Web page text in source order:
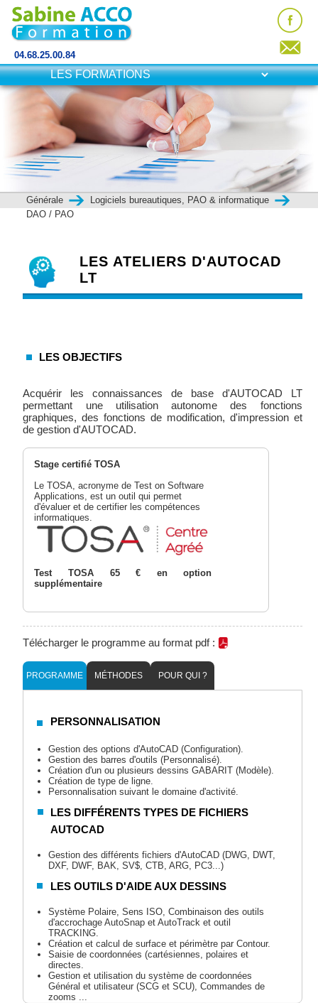
04.68.25.00.84
Générale
Logiciels bureautiques, PAO & informatique
DAO / PAO
LES ATELIERS D'AUTOCAD
LT
LES OBJECTIFS
Acquérir les connaissances de base d'AUTOCAD LT
permettant une utilisation autonome des fonctions
graphiques, des fonctions de modification, d'impression et
de gestion d'AUTOCAD.
Stage certifié TOSA
Le TOSA, acronyme de Test on Software
Applications, est un outil qui permet
d'évaluer et de certifier les compétences
informatiques.
Test TOSA 65 € en option
supplémentaire
Télécharger le programme au format pdf :
PROGRAMME MÉTHODES POUR QUI ?
PERSONNALISATION
Gestion des options d'AutoCAD (Configuration).
Gestion des barres d'outils (Personnalisé).
Création d'un ou plusieurs dessins GABARIT (Modèle).
Création de type de ligne.
Personnalisation suivant le domaine d'activité.
LES DIFFÉRENTS TYPES DE FICHIERS
AUTOCAD
Gestion des différents fichiers d'AutoCAD (DWG, DWT,
DXF, DWF, BAK, SV$, CTB, ARG, PC3...)
LES OUTILS D'AIDE AUX DESSINS
Système Polaire, Sens ISO, Combinaison des outils
d'accrochage AutoSnap et AutoTrack et outil
TRACKING.
Création et calcul de surface et périmètre par Contour.
Saisie de coordonnées (cartésiennes, polaires et
directes.
Gestion et utilisation du système de coordonnées
Général et utilisateur (SCG et SCU), Commandes de
zooms ...